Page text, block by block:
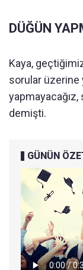
DÜĞÜN
Kaya,
sorular üzerine
demişti.
GÜNÜN